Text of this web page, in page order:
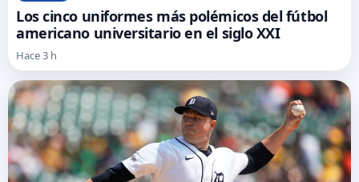
Los cinco uniformes más polémicos del fútbol
americano universitario en el siglo XXI
Hace 3 h